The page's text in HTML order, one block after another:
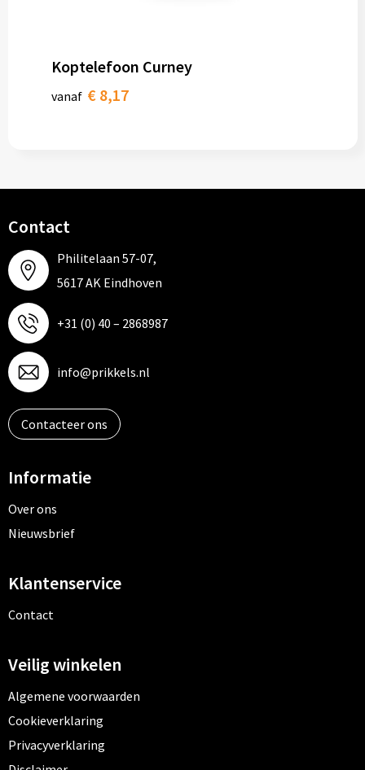
Koptelefoon Curney
vanaf € 8,17
Contact
Philitelaan 57-07,
5617 AK Eindhoven
+31 (0) 40 – 2868987
info@prikkels.nl
Contacteer ons
Informatie
Over ons
Nieuwsbrief
Klantenservice
Contact
Veilig winkelen
Algemene voorwaarden
Cookieverklaring
Privacyverklaring